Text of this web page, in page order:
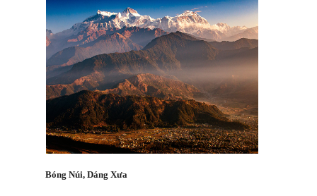
Bóng Núi, Dáng Xưa